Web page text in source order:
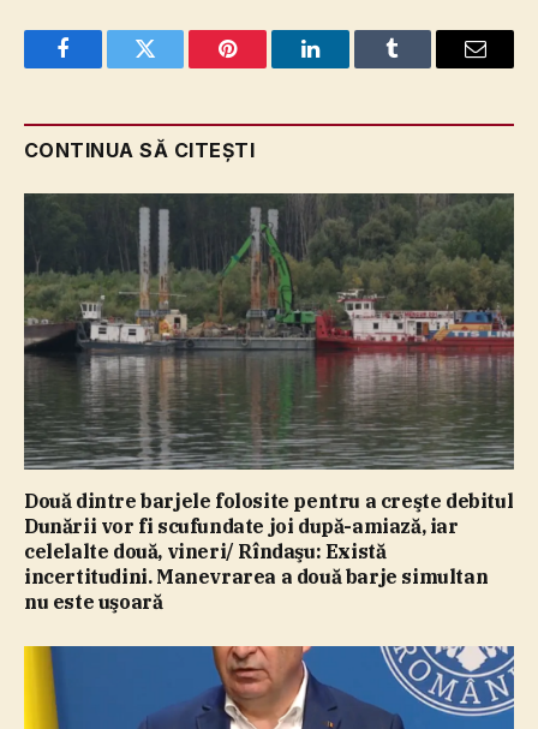
FacebookTwitter Pinterest LinkedInTumblr Email
CONTINUA SĂ CITEȘTI
Două dintre barjele folosite pentru a creşte debitul
Dunării vor fi scufundate joi după-amiază, iar
celelalte două, vineri/ Rîndaşu: Există
incertitudini. Manevrarea a două barje simultan
nu este uşoară